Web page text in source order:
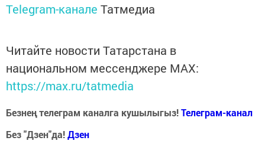
Telegram-канале Татмедиа
Читайте новости Татарстана в
национальном мессенджере MАХ:
https://max.ru/tatmedia
Безнең телеграм каналга кушылыгыз!Телеграм-канал
Без "Дзен"да!Дзен